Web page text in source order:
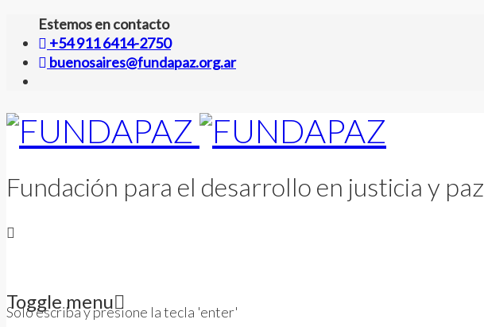
Estemos en contacto
+54 911 6414-2750
buenosaires@fundapaz.org.ar
Fundación para el desarrollo en justicia y paz
Solo escriba y presione la tecla 'enter'
Toggle menu